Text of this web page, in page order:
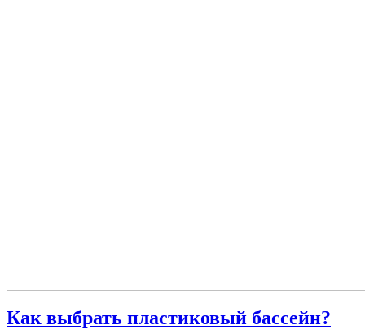
Как выбрать пластиковый бассейн?